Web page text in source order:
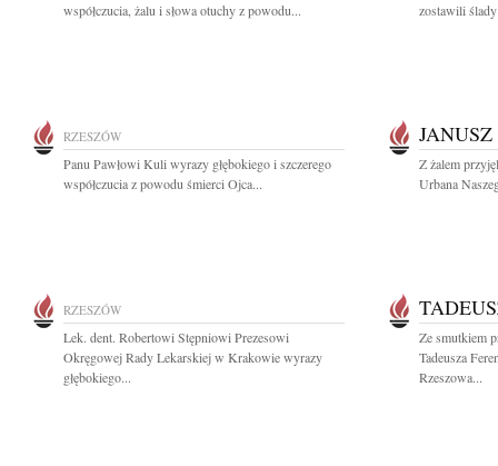
współczucia, żalu i słowa otuchy z powodu...
zostawili
RZESZÓW
Panu Pawłowi Kuli wyrazy głębokiego i szczerego
współczucia z powodu śmierci Ojca...
Z żalem
Urbana
RZESZÓW
Lek. dent. Robertowi Stępniowi Prezesowi
Okręgowej Rady Lekarskiej w Krakowie wyrazy
głębokiego...
Ze smutkiem
Tadeusza
Rzeszowa...